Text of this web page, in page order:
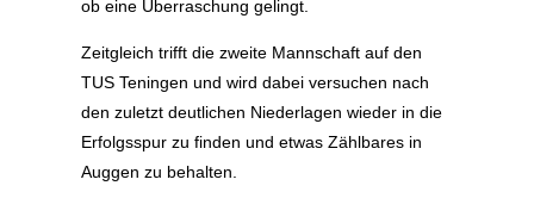
ob eine Überraschung gelingt.
Zeitgleich trifft die zweite Mannschaft auf den
TUS Teningen und wird dabei versuchen nach
den zuletzt deutlichen Niederlagen wieder in die
Erfolgsspur zu finden und etwas Zählbares in
Auggen zu behalten.